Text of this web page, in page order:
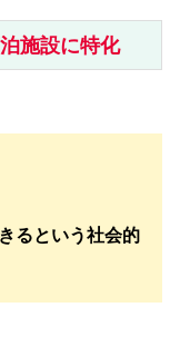
施設に特化
るという社会的